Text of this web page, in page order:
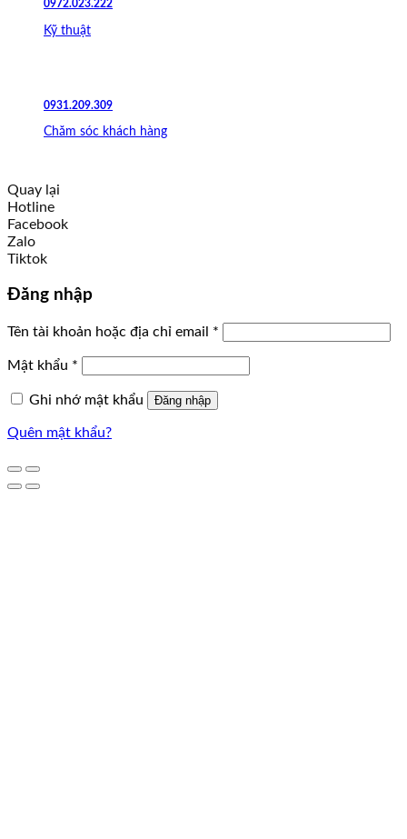
0972.023.222
Kỹ thuật
0931.209.309
Chăm sóc khách hàng
Quay lại
Hotline
Facebook
Zalo
Tiktok
Đăng nhập
Tên tài khoản hoặc địa chỉ email *
Mật khẩu *
Ghi nhớ mật khẩu Đăng nhập
Quên mật khẩu?